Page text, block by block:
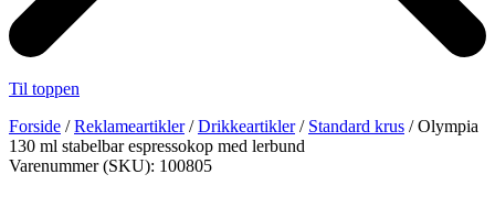
Til toppen
Forside /Reklameartikler/Drikkeartikler/ Standard krus / Olympia
130 ml stabelbar espressokop med lerbund
Varenummer (SKU): 100805